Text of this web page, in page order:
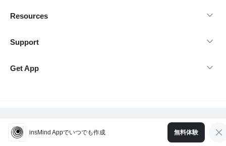
Resources
Support
Get App
@Copyright 2026 insMind-無断転載を禁じます。
insMind Appでいつでも作成 無料体験